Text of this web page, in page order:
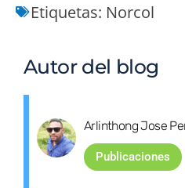
Etiquetas: Norcol
Autor del blog
Arlinthong Jose
Publicaciones